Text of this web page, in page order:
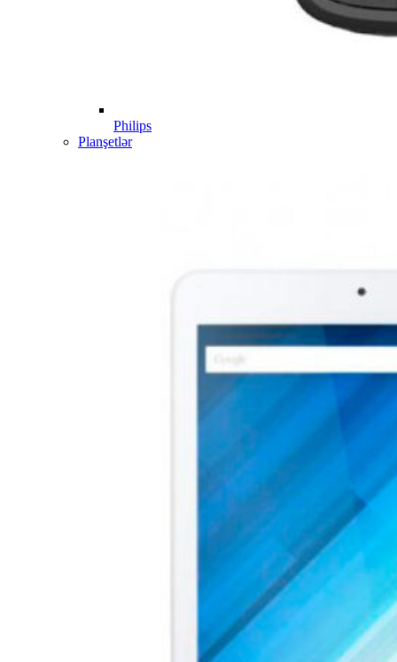
Philips
Planşetlər